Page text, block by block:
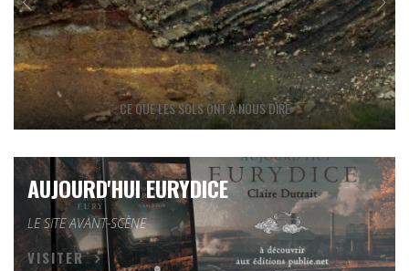
CE QUE LES SOLS ONT À NOUS DIRE
AUJOURD'HUI EURYDICE
LE SITE AVANT-SCÈNE
VISITER